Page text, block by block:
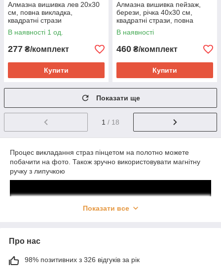
Алмазна вишивка лев 20х30
см, повна викладка,
квадратні стрази
В наявності 1 од.
277 ₴/комплект
Купити
Алмазна вишивка пейзаж,
берези, річка 40х30 см,
квадратні стрази, повна
викладка Huacan
В наявності
460 ₴/комплект
Купити
Показати ще
1 / 18
Процес викладання страз пінцетом на полотно можете
побачити на фото. Також зручно використовувати магнітну
ручку з липучкою
Показати все
Про нас
98% позитивних з 326 відгуків за рік